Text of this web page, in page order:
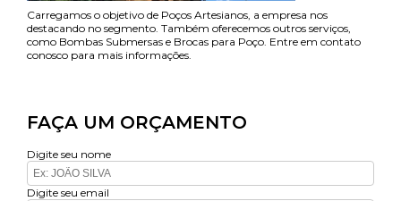
Carregamos o objetivo de Poços Artesianos, a empresa nos
destacando no segmento. Também oferecemos outros serviços,
como Bombas Submersas e Brocas para Poço. Entre em contato
conosco para mais informações.
FAÇA UM ORÇAMENTO
Digite seu nome
Digite seu email